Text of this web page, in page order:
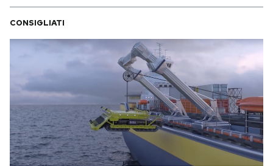
CONSIGLIATI